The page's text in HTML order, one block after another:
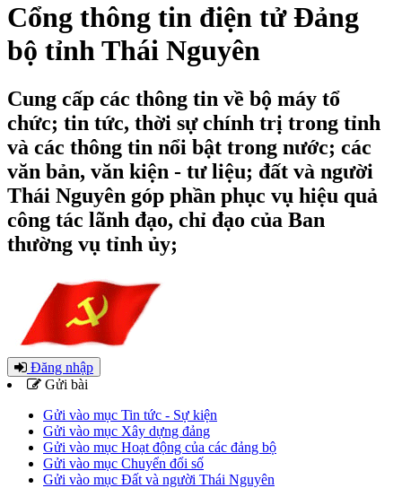
Cổng thông tin điện tử Đảng
bộ tỉnh Thái Nguyên
Cung cấp các thông tin về bộ máy tổ
chức; tin tức, thời sự chính trị trong tỉnh
và các thông tin nổi bật trong nước; các
văn bản, văn kiện - tư liệu; đất và người
Thái Nguyên góp phần phục vụ hiệu quả
công tác lãnh đạo, chỉ đạo của Ban
thường vụ tỉnh ủy;
Đăng nhập
Gửi bài
Gửi vào mục Tin tức - Sự kiện
Gửi vào mục Xây dựng đảng
Gửi vào mục Hoạt động của các đảng bộ
Gửi vào mục Chuyển đổi số
Gửi vào mục Đất và người Thái Nguyên